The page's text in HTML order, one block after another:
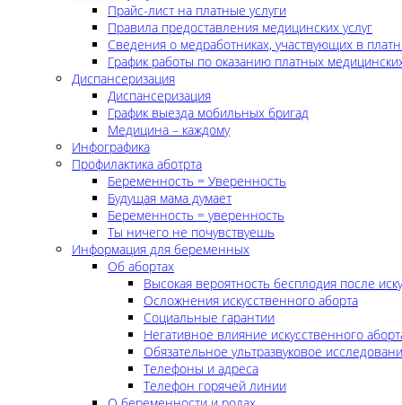
Прайс-лист на платные услуги
Правила предоставления медицинских услуг
Сведения о медработниках, участвующих в
График работы по оказанию платных
Диспансеризация
Диспансеризация
График выезда мобильных бригад
Медицина – каждому
Инфографика
Профилактика аботрта
Беременность = Уверенность
Будущая мама думает
Беременность = уверенность
Ты ничего не почувствуешь
Информация для беременных
Об абортах
Высокая вероятность бесплодия после
Осложнения искусственного аборта
Социальные гарантии
Негативное влияние искусственного
Обязательное ультразвуковое
Телефоны и адреса
Телефон горячей линии